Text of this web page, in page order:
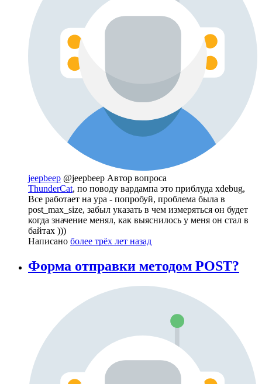
jeepbeep @jeepbeep Автор вопроса
ThunderCat, по поводу вардампа это приблуда xdebug,
Все работает на ура - попробуй, проблема была в
post_max_size, забыл указать в чем измеряться он будет
когда значение менял, как выяснилось у меня он стал в
байтах )))
Написано более трёх лет назад
Форма отправки методом POST?